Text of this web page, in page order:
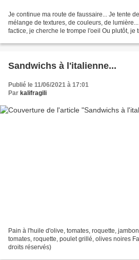
Je continue ma route de faussaire... Je tente
mélange de textures, de couleurs, de
factice, je cherche le trompe l'oeil Ou plutôt, je
Sandwichs à l'italienne...
Publié le 11/06/2021 à 17:01
Par kalifragili
Pain à l'huile d'olive, tomates, roquette,
tomates, roquette, poulet grillé, olives noires
droits réservés)